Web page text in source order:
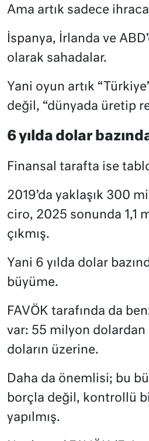
Ama artık sadece
İspanya, İrlanda ve
olarak sahadalar.
Yani oyun artık
değil, “dünyada üretip
6 yılda dolar
Finansal tarafta ise
2019’da yaklaşık 300
ciro, 2025 sonunda 1,1
çıkmış.
Yani 6 yılda dolar
büyüme.
FAVÖK tarafında da
var: 55 milyon
doların üzerine.
Daha da önemlisi; bu
borçla değil, kontrollü
yapılmış.